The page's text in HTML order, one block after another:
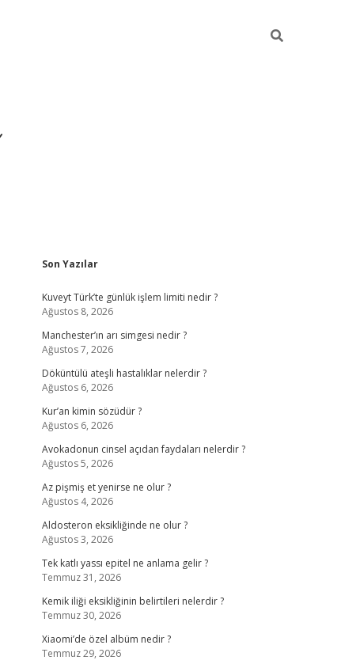
Sidebar
Son Yazılar
Kuveyt Türk’te günlük işlem limiti nedir ?
Ağustos 8, 2026
Manchester’ın arı simgesi nedir ?
Ağustos 7, 2026
Döküntülü ateşli hastalıklar nelerdir ?
Ağustos 6, 2026
Kur’an kimin sözüdür ?
Ağustos 6, 2026
Avokadonun cinsel açıdan faydaları nelerdir ?
Ağustos 5, 2026
Az pişmiş et yenirse ne olur ?
Ağustos 4, 2026
Aldosteron eksikliğinde ne olur ?
Ağustos 3, 2026
Tek katlı yassı epitel ne anlama gelir ?
Temmuz 31, 2026
Kemik iliği eksikliğinin belirtileri nelerdir ?
Temmuz 30, 2026
Xiaomi’de özel albüm nedir ?
Temmuz 29, 2026